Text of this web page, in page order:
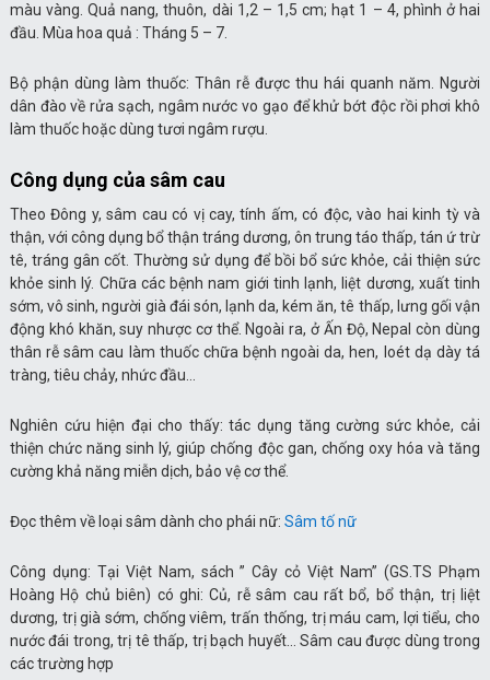
màu vàng. Quả nang, thuôn, dài 1,2 – 1,5 cm; hạt 1 – 4, phình ở hai
đầu. Mùa hoa quả : Tháng 5 – 7.
Bộ phận dùng làm thuốc: Thân rễ được thu hái quanh năm. Người
dân đào về rửa sạch, ngâm nước vo gạo để khử bớt độc rồi phơi khô
làm thuốc hoặc dùng tươi ngâm rượu.
Công dụng của sâm cau
Theo Đông y, sâm cau có vị cay, tính ấm, có độc, vào hai kinh tỳ và
thận, với công dụng bổ thận tráng dương, ôn trung táo thấp, tán ứ trừ
tê, tráng gân cốt. Thường sử dụng để bồi bổ sức khỏe, cải thiện sức
khỏe sinh lý. Chữa các bệnh nam giới tinh lạnh, liệt dương, xuất tinh
sớm, vô sinh, người già đái són, lạnh da, kém ăn, tê thấp, lưng gối vận
động khó khăn, suy nhược cơ thể. Ngoài ra, ở Ấn Độ, Nepal còn dùng
thân rễ sâm cau làm thuốc chữa bệnh ngoài da, hen, loét dạ dày tá
tràng, tiêu chảy, nhức đầu…
Nghiên cứu hiện đại cho thấy: tác dụng tăng cường sức khỏe, cải
thiện chức năng sinh lý, giúp chống độc gan, chống oxy hóa và tăng
cường khả năng miễn dịch, bảo vệ cơ thể.
Đọc thêm về loại sâm dành cho phái nữ: Sâm tố nữ
Công dụng: Tại Việt Nam, sách ” Cây cỏ Việt Nam” (GS.TS Phạm
Hoàng Hộ chủ biên) có ghi: Củ, rễ sâm cau rất bổ, bổ thận, trị liệt
dương, trị già sớm, chống viêm, trấn thống, trị máu cam, lợi tiểu, cho
nước đái trong, trị tê thấp, trị bạch huyết… Sâm cau được dùng trong
các trường hợp